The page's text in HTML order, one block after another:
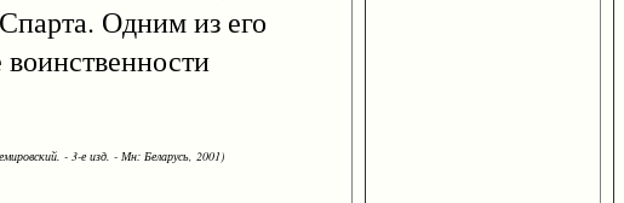
Одним из его
- 3-е изд. - Мн: Беларусь, 2001)